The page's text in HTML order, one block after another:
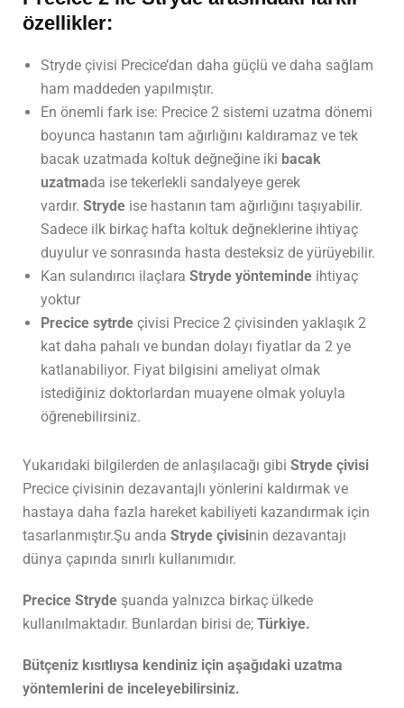
özellikler:
Stryde çivisi Precice’dan daha güçlü ve daha sağlam
ham maddeden yapılmıştır.
En önemli fark ise: Precice 2 sistemi uzatma dönemi
boyunca hastanın tam ağırlığını kaldıramaz ve tek
bacak uzatmada koltuk değneğine iki bacak
uzatmada ise tekerlekli sandalyeye gerek
vardır. Stryde ise hastanın tam ağırlığını taşıyabilir.
Sadece ilk birkaç hafta koltuk değneklerine ihtiyaç
duyulur ve sonrasında hasta desteksiz de yürüyebilir.
Kan sulandırıcı ilaçlara Stryde yönteminde ihtiyaç
yoktur
Precice sytrde çivisi Precice 2 çivisinden yaklaşık 2
kat daha pahalı ve bundan dolayı fiyatlar da 2 ye
katlanabiliyor. Fiyat bilgisini ameliyat olmak
istediğiniz doktorlardan muayene olmak yoluyla
öğrenebilirsiniz.
Yukarıdaki bilgilerden de anlaşılacağı gibi Stryde çivisi
Precice çivisinin dezavantajlı yönlerini kaldırmak ve
hastaya daha fazla hareket kabiliyeti kazandırmak için
tasarlanmıştır.Şu anda Stryde çivisinin dezavantajı
dünya çapında sınırlı kullanımıdır.
Precice Stryde şuanda yalnızca birkaç ülkede
kullanılmaktadır. Bunlardan birisi de; Türkiye.
Bütçeniz kısıtlıysa kendiniz için aşağıdaki uzatma
yöntemlerini de inceleyebilirsiniz.